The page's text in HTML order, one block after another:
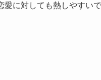
に対しても熱しやすい